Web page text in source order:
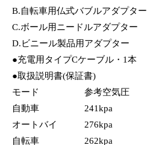
B.自転車用仏式バブルアダプター
C.ボール用ニードルアダプター
D.ビニール製品用アダプター
●充電用タイプCケーブル・1本
●取扱説明書(保証書)
モード
参考空気圧
自動車
241kpa
オートバイ
276kpa
自転車
262kpa